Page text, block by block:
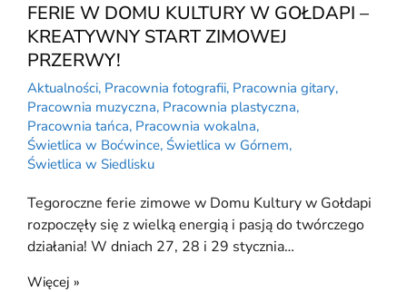
FERIE W DOMU KULTURY W GOŁDAPI –
KREATYWNY START ZIMOWEJ
PRZERWY!
Aktualności, Pracownia fotografii, Pracownia gitary,
Pracownia muzyczna, Pracownia plastyczna,
Pracownia tańca, Pracownia wokalna,
Świetlica w Boćwince, Świetlica w Górnem,
Świetlica w Siedlisku
Tegoroczne ferie zimowe w Domu Kultury w Gołdapi
rozpoczęły się z wielką energią i pasją do twórczego
działania! W dniach 27, 28 i 29 stycznia…
Więcej »